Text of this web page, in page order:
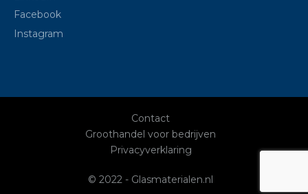
Facebook
Instagram
Contact
Groothandel voor bedrijven
Privacyverklaring
© 2022 - Glasmaterialen.nl